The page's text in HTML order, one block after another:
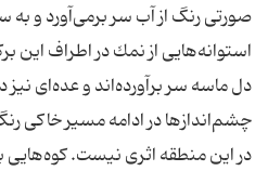
صورتی رنگ از آب سر برمی‌آورد و به
استوانه‌هایی از نمك در اطراف
دل ماسه سر برآورده‌اند و عده‌ای نیز
چشم‌اندازها در ادامه مسیر خاكی
در این منطقه اثری نیست.